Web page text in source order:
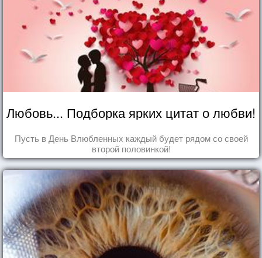
Любовь... Подборка ярких цитат о любви!
Пусть в День Влюбленных каждый будет рядом со своей
второй половинкой!